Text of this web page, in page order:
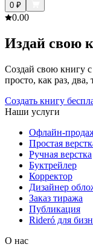
0 ₽
0.00
Издай свою
Создай свою книгу
просто, как раз, два,
Создать книгу
Наши услуги
Офлайн-
Простая
Ручная верстка
Буктрейлер
Корректор
Дизайнер
Заказ тиража
Публикация
Rideró для
О нас